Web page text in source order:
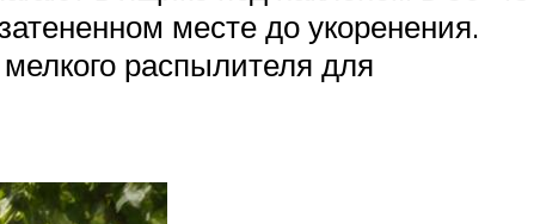
месте до укоренения.
распылителя для